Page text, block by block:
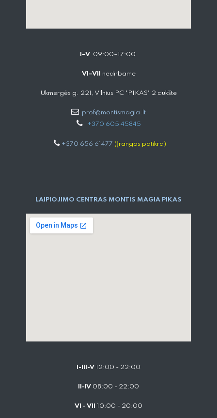
I–V 09:00–17:00
VI–VII nedirbame
Ukmergės g. 221, Vilnius PC "PIKAS" 2 aukšte
prof@montismagia.lt
+370 605 4584​5
+370 656 61477 (Įrangos patikra)
LAIPIOJIMO CENTRAS MONTIS MAGIA PIKAS
I-III-V 12:00 - 22:00
II-IV 08:00 - 22:00
VI - VII 10:00 - 20:00